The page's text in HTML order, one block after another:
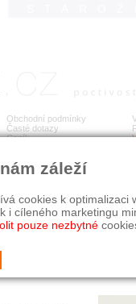
Obchodní podmínky
Časté dotazy
Ceník
č. 161 915 925 Ag
záleží
cookies k
i cíleného marketingu
pouze nezbytné